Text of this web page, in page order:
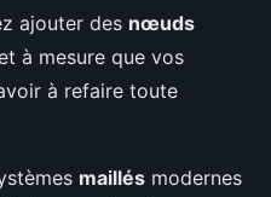
ajouter des nœuds
à mesure que vos
à refaire toute
maillés modernes